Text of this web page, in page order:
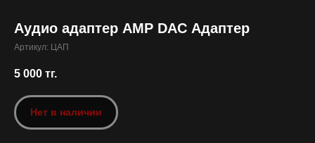
Аудио адаптер AMP DAC Адаптер
Артикул: ЦАП
5 000 тг.
Нет в наличии